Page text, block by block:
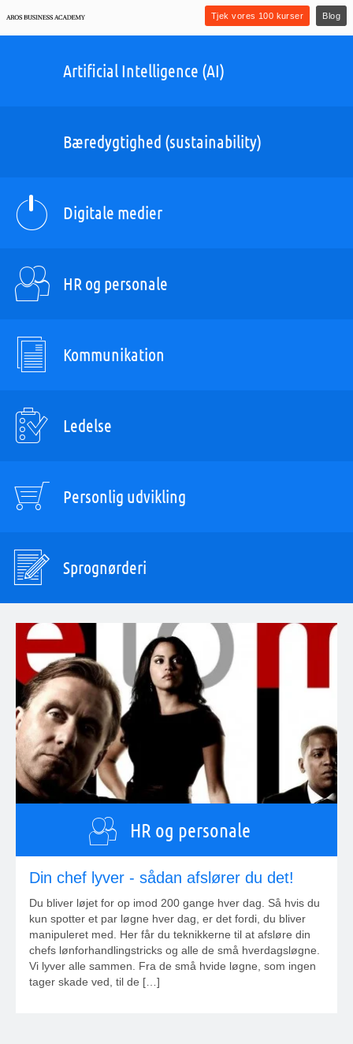
Tjek vores 100 kurser Blog
Artificial Intelligence (AI)
Bæredygtighed (sustainability)
Digitale medier
HR og personale
Kommunikation
Ledelse
Personlig udvikling
Sprognørderi
HR og personale
Din chef lyver - sådan afslører du det!
Du bliver løjet for op imod 200 gange hver dag. Så hvis du
kun spotter et par løgne hver dag, er det fordi, du bliver
manipuleret med. Her får du teknikkerne til at afsløre din
chefs lønforhandlingstricks og alle de små hverdagsløgne.
Vi lyver alle sammen. Fra de små hvide løgne, som ingen
tager skade ved, til de […]